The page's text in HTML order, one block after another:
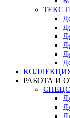
РАБОТА И